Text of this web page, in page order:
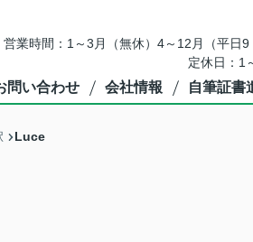
営業時間：1～3月（無休）4～12月（平
定休日：1
問い合わせ 会社情報 自筆証書
Luce